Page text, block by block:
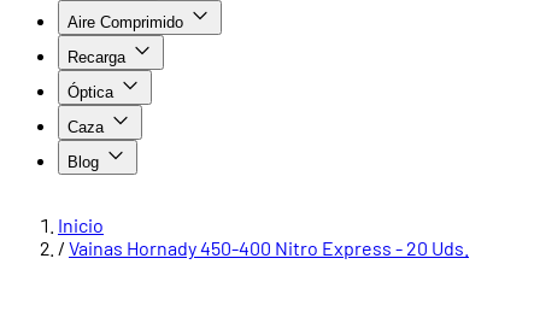
Aire Comprimido
Recarga
Óptica
Caza
Blog
Inicio
/ Vainas Hornady 450-400 Nitro Express - 20 Uds.